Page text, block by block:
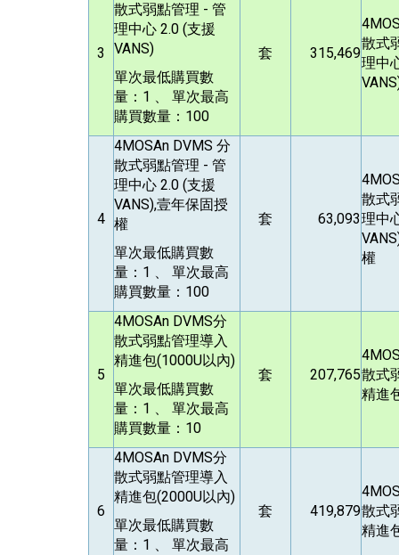
3
散式弱點管理 - 管
理中心 2.0 (支援
VANS)
單次最低購買數
量：1 、 單次最高
購買數量：100
套 315,469
散式
理中
4
4MOSAn DVMS 分
散式弱點管理 - 管
理中心 2.0 (支援
VANS),壹年保固授
權
單次最低購買數
量：1 、 單次最高
購買數量：100
套 63,093
散式
理中
權
5
4MOSAn DVMS分
散式弱點管理導入
精進包(1000U以內)
單次最低購買數
量：1 、 單次最高
購買數量：10
套 207,765散式
精進
6
4MOSAn DVMS分
散式弱點管理導入
精進包(2000U以內)
單次最低購買數
量：1 、 單次最高
套 419,879散式
精進